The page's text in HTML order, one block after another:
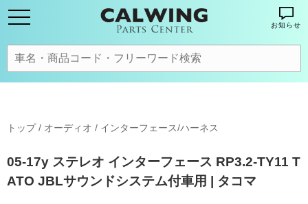
お知らせ
トップ/ オーディオ / インターフェース/ハーネス
05-17y ステレオ インターフェース RP3.2-TY11 T
ATO JBLサウンドシステム付車用 | タコマ